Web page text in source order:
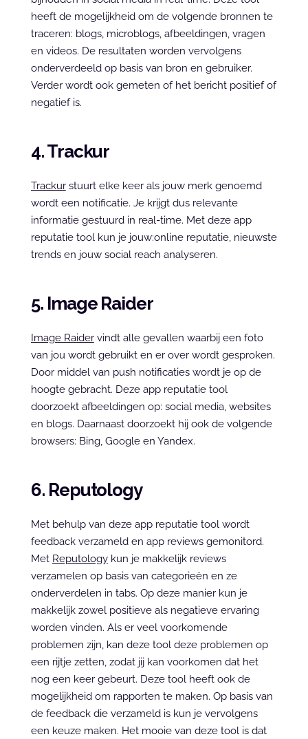
heeft de mogelijkheid om de volgende bronnen te
traceren: blogs, microblogs, afbeeldingen, vragen
en videos. De resultaten worden vervolgens
onderverdeeld op basis van bron en gebruiker.
Verder wordt ook gemeten of het bericht positief of
negatief is.
4. Trackur
Trackur stuurt elke keer als jouw merk genoemd
wordt een notificatie. Je krijgt dus relevante
informatie gestuurd in real-time. Met deze app
reputatie tool kun je jouw:online reputatie, nieuwste
trends en jouw social reach analyseren.
5. Image Raider
Image Raider vindt alle gevallen waarbij een foto
van jou wordt gebruikt en er over wordt gesproken.
Door middel van push notificaties wordt je op de
hoogte gebracht. Deze app reputatie tool
doorzoekt afbeeldingen op: social media, websites
en blogs. Daarnaast doorzoekt hij ook de volgende
browsers: Bing, Google en Yandex.
6. Reputology
Met behulp van deze app reputatie tool wordt
feedback verzameld en app reviews gemonitord.
Met Reputology kun je makkelijk reviews
verzamelen op basis van categorieën en ze
onderverdelen in tabs. Op deze manier kun je
makkelijk zowel positieve als negatieve ervaring
worden vinden. Als er veel voorkomende
problemen zijn, kan deze tool deze problemen op
een rijtje zetten, zodat jij kan voorkomen dat het
nog een keer gebeurt. Deze tool heeft ook de
mogelijkheid om rapporten te maken. Op basis van
de feedback die verzameld is kun je vervolgens
een keuze maken. Het mooie van deze tool is dat